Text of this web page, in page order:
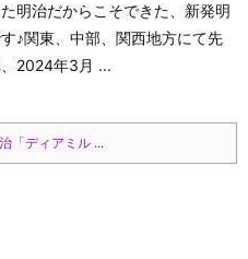
明治だからこそできた、新発明
♪関東、中部、関西地方にて先
2024年3月 ...
「ディアミル ...